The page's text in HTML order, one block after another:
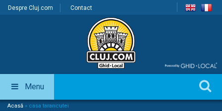
Despre Cluj.com Contact
Menu
Acasă » casa tarancutei